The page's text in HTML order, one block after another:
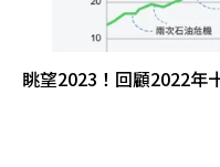
眺望2023！回顧2022年